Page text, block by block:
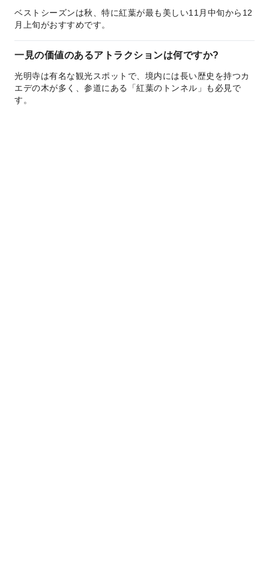
ベストシーズンは秋、特に紅葉が最も美しい11月中旬から12
月上旬がおすすめです。
一見の価値のあるアトラクションは何ですか?
光明寺は有名な観光スポットで、境内には長い歴史を持つカ
エデの木が多く、参道にある「紅葉のトンネル」も必見で
す。